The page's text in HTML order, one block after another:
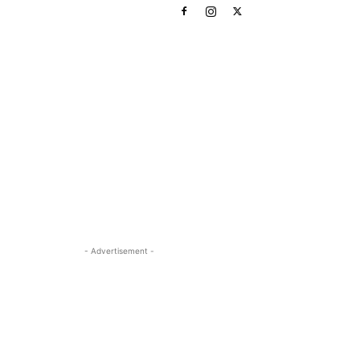
- Advertisement -